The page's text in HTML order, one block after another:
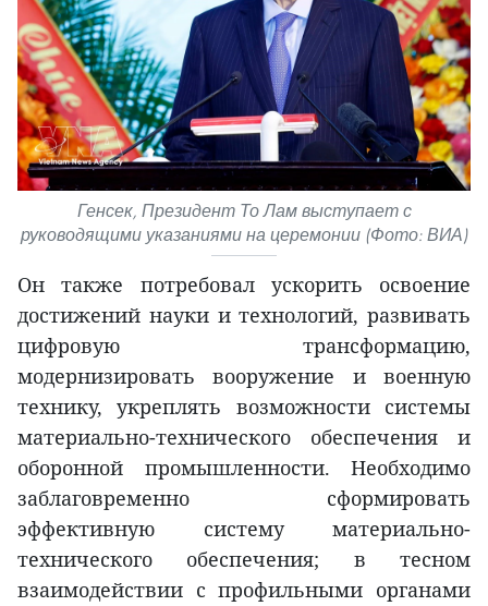
Генсек, Президент То Лам выступает с
руководящими указаниями на церемонии (Фото: ВИА)
Он также потребовал ускорить освоение
достижений науки и технологий, развивать
цифровую трансформацию,
модернизировать вооружение и военную
технику, укреплять возможности системы
материально-технического обеспечения и
оборонной промышленности. Необходимо
заблаговременно сформировать
эффективную систему материально-
технического обеспечения; в тесном
взаимодействии с профильными органами